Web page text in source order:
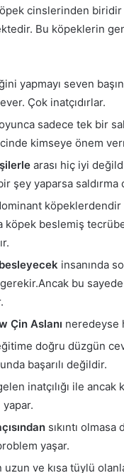
cinslerinden biridir
Bu köpeklerin
yapmayı seven
Çok inatçıdırlar.
sadece tek bir
kimseye önem
arası hiç iyi
şey yaparsa
köpeklerdendir
köpek beslemiş
besleyecek insanında
bu
Çin Aslanı neredeyse
doğru düzgün
başarılı değildir.
inatçılığı ile ancak
sıkıntı
yaşar.
ve kısa tüylü